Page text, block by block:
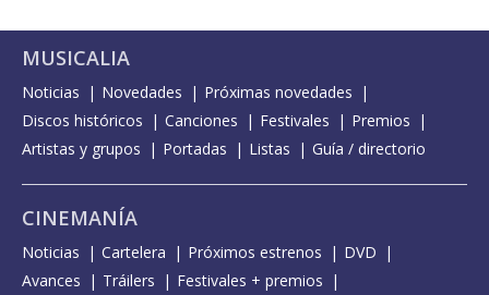
MUSICALIA
Noticias Novedades
Próximas novedades
Discos históricos
Canciones Festivales
Premios
Artistas y grupos
Portadas Listas Guía / directorio
CINEMANÍA
Noticias Cartelera Próximos estrenos
DVD
Avances
Tráilers Festivales + premios